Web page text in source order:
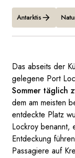
Antarktis
Das abseits der
gelegene Port
Sommer täglich
dem am meisten
entdeckte Platz
Lockroy benannt,
Entdeckung
Passagiere auf